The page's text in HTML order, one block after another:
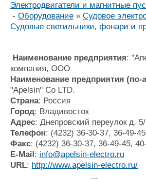
Электродвигатели и магнитные
- Оборудование » Судовое
Судовые светильники, фонари и
Наименование предприятия:
компания, ООО
Наименование предприятия (по-
"Apelsin" Co LTD.
Страна: Россия
Город: Владивосток
Адрес: Днепровский переулок д.
Телефон: (4232) 36-30-37, 36-49-
Факс: (4232) 36-30-37, 36-49-45,
E-Mail: info@apelsin-electro.ru
URL: http://www.apelsin-electro.ru/